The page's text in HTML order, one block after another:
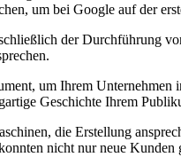
um bei Google auf der
der Durchführung
um Ihrem
Geschichte Ihrem
die Erstellung
nicht nur neue